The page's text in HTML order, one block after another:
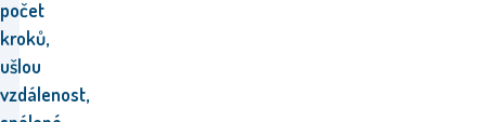
počet
kroků,
ušlou
vzdálenost,